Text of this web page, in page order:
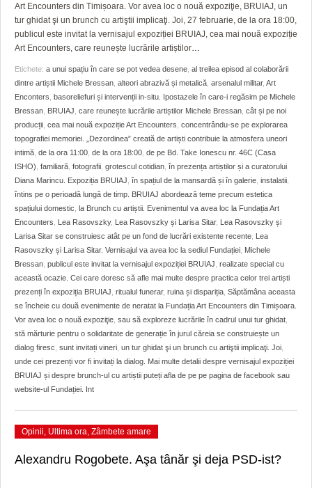
GRĂDINA TAICII DOMNULUI
ZIARISTU’ DE TERASĂ
FINANŢĂRI DE LA A LA Z
PE SURSE
CRONICĂ DE FILM
UNDE MERGEM
CLIPURI VIDEO
JOCURI ONLINE
ACCIDENTE
ANUNŢURI
CULTURA
INVATAMANT
FILME DOCUMENTARE
JOCURI ONLINE
DIVERSE
FARMACII DIN TIMIŞOARA
HARTA TIMIŞOAREI
LICEE, ŞCOLI ŞI GRĂDINIŢE DIN TIMIŞ
PRIMĂRIILE DIN TIMIŞ
SFATURI JURIDICE
Art Encounters din Timișoara. Vor avea loc o nouă expoziţie, BRUIAJ, un
tur ghidat şi un brunch cu artiştii implicaţi. Joi, 27 februarie, de la ora 18:00,
publicul este invitat la vernisajul expoziției BRUIAJ, cea mai nouă expoziție
Art Encounters, care reunește lucrările artiștilor…
Etichete: a unui spațiu în care se pot vedea desene al treilea episod al colaborării
dintre artiștii Michele Bressan alteori abrazivă și metalică arsenalul militar, Art
Enconters
basoreliefuri și intervenții in-situ. Ipostazele în care-i regăsim pe Michele
Bressan
BRUIAJ care reunește lucrările artiștilor Michele Bressan cât și pe noi
producții cea mai nouă expoziție Art Encounters concentrându-se pe explorarea
topografiei memoriei. „Dezordinea” creată de artiști contribuie la atmosfera uneori
intimă de la ora 11:00 de la ora 18:00 de pe Bd. Take Ionescu nr. 46C (Casa
ISHO) familiară fotografii grotescul cotidian în prezența artiștilor și a curatorului
Diana Marincu. Expoziția BRUIAJ în spațiul de la mansardă și în galerie instalatii
întins pe o perioadă lungă de timp. BRUIAJ abordează teme precum estetica
spațiului domestic
la Brunch cu artiștii. Evenimentul va avea loc la Fundația Art
Encounters
Lea Rasovszky, Lea Rasovszky și Larisa Sitar,
Lea Rasovszky și
Larisa Sitar se construiesc atât pe un fond de lucrări existente recente
Lea
Rasovszky și Larisa Sitar. Vernisajul va avea loc la sediul Fundației Michele
Bressan publicul este invitat la vernisajul expoziției BRUIAJ realizate special cu
această ocazie. Cei care doresc să afle mai multe despre practica celor trei artiști
prezenți în expoziția BRUIAJ ritualul funerar, ruina și dispariția Săptămâna aceasta
se încheie cu două evenimente de neratat la Fundația Art Encounters din Timișoara.
Vor avea loc o nouă expoziţie sau să exploreze lucrările în cadrul unui tur ghidat
stă mărturie pentru o solidaritate de generație în jurul căreia se construiește un
dialog firesc sunt invitați vineri un tur ghidat şi un brunch cu artiştii implicaţi. Joi
unde cei prezenți vor fi invitați la dialog. Mai multe detalii despre vernisajul expoziției
BRUIAJ și despre brunch-ul cu artiștii puteți afla de pe pe pagina de facebook sau
website-ul Fundației. Int
Opinii, Ultima ora, Zâmbete amare
Alexandru Rogobete. Aşa tânăr şi deja PSD-ist?